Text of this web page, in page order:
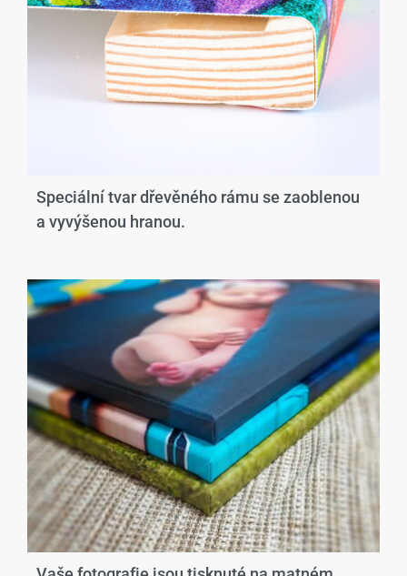
Speciální tvar dřevěného rámu se zaoblenou
a vyvýšenou hranou.​